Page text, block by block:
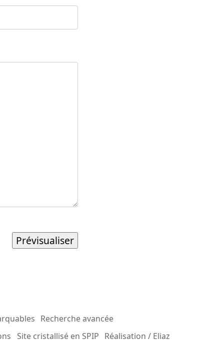
Recherche avancée
Site cristallisé en SPIP Réalisation / Eliaz